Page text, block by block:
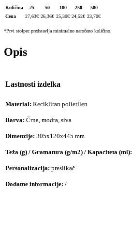
Količina 25 50 100 250
500
Cena
27,63€ 26,36€ 25,30€ 24,52€ 23,70€
*Prvi stolpec predstavlja minimalno naročeno količino.
Opis
Lastnosti izdelka
Material: Recikliran polietilen
Barva: Črna, modra, siva
Dimenzije: 305x120x445 mm
Teža (g) / Gramatura (g/m2) / Kapaciteta (ml):
Personalizacija: preslikač
Dodatne informacije: /